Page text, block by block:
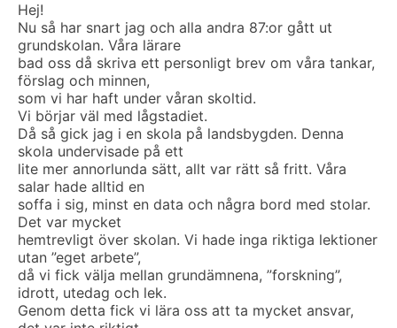
Hej!
Nu så har snart jag och alla andra 87:or gått ut
grundskolan. Våra lärare
bad oss då skriva ett personligt brev om våra tankar,
förslag och minnen,
som vi har haft under våran skoltid.
Vi börjar väl med lågstadiet.
Då så gick jag i en skola på landsbygden. Denna
skola undervisade på ett
lite mer annorlunda sätt, allt var rätt så fritt. Våra
salar hade alltid en
soffa i sig, minst en data och några bord med stolar.
Det var mycket
hemtrevligt över skolan. Vi hade inga riktiga lektioner
utan ”eget arbete”,
då vi fick välja mellan grundämnena, ”forskning”,
idrott, utedag och lek.
Genom detta fick vi lära oss att ta mycket ansvar,